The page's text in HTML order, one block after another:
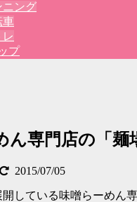
ニング
車
プ
ん専門店の「麺
2015/07/05
している味噌らーめん専